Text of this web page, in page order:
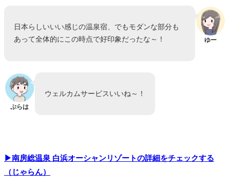
ゆー
日本らしいいい感じの温泉宿、でもモダンな部分も
あって全体的にこの時点で好印象だったな～！
ぷらは
ウェルカムサービスいいね～！
▶南房総温泉 白浜オーシャンリゾートの詳細をチェックする
（じゃらん）